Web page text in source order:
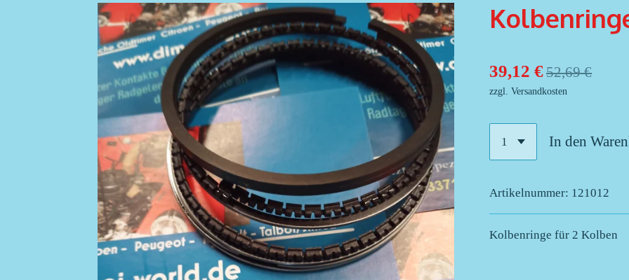
39,12 €52,69 €
zzgl. Versandkosten
In den
Artikelnummer: 121012
Kolbenringe für 2 Kolben